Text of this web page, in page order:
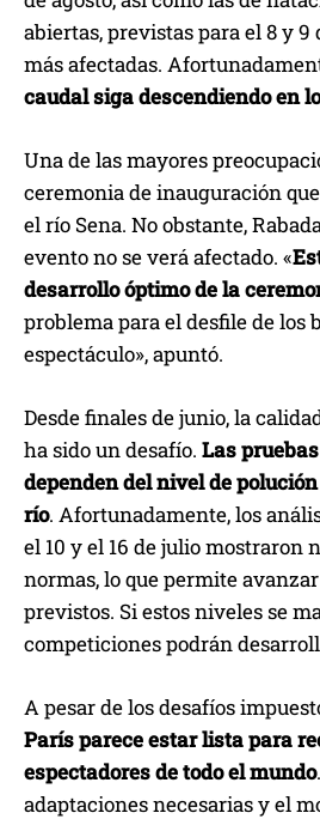
abiertas, previstas para el 8 y 9
más afectadas.
caudal siga descendiendo en
Una de las mayores
ceremonia de inauguración
el río Sena. No obstante,
evento no se verá afectado. «
desarrollo óptimo de la
problema para el desfile de los
espectáculo», apuntó.
Desde finales de junio, la
ha sido un desafío. Las
dependen del nivel de
río. Afortunadamente, los
el 10 y el 16 de julio mostraron
normas, lo que permite
previstos. Si estos niveles se
competiciones podrán
A pesar de los desafíos
París parece estar lista para
espectadores de todo el mundo
adaptaciones necesarias y el